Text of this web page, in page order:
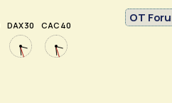
DAX 30 CAC 40
OT